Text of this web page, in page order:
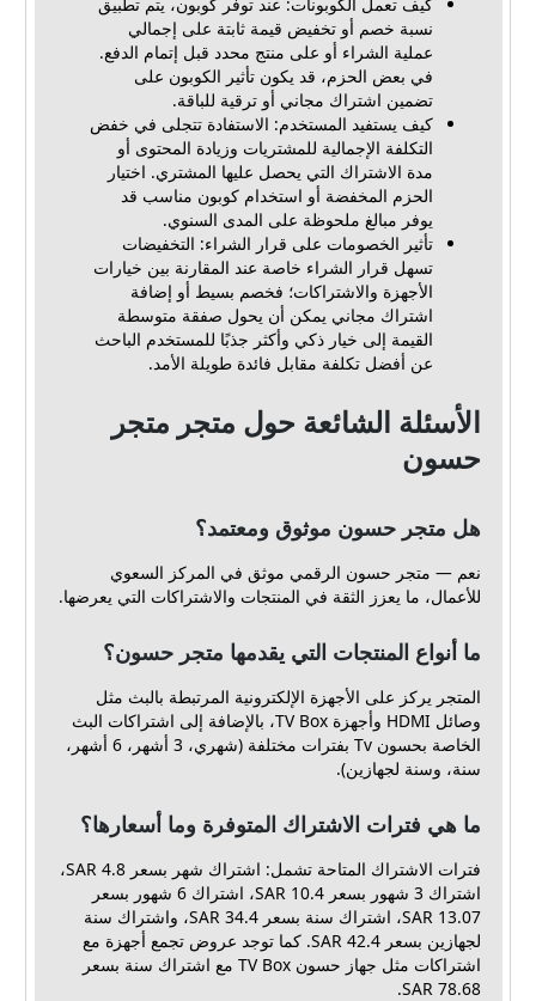
نسبة خصم أو تخفيض قيمة ثابتة على إجمالي
عملية الشراء أو على منتج محدد قبل إتمام الدفع.
في بعض الحزم، قد يكون تأثير الكوبون على
تضمين اشتراك مجاني أو ترقية للباقة.
كيف يستفيد المستخدم: الاستفادة تتجلى في خفض
التكلفة الإجمالية للمشتريات وزيادة المحتوى أو
مدة الاشتراك التي يحصل عليها المشتري. اختيار
الحزم المخفضة أو استخدام كوبون مناسب قد
يوفر مبالغ ملحوظة على المدى السنوي.
تأثير الخصومات على قرار الشراء: التخفيضات
تسهل قرار الشراء خاصة عند المقارنة بين خيارات
الأجهزة والاشتراكات؛ فخصم بسيط أو إضافة
اشتراك مجاني يمكن أن يحول صفقة متوسطة
القيمة إلى خيار ذكي وأكثر جذبًا للمستخدم الباحث
عن أفضل تكلفة مقابل فائدة طويلة الأمد.
الأسئلة الشائعة حول متجر متجر
حسون
هل متجر حسون موثوق ومعتمد؟
نعم — متجر حسون الرقمي موثق في المركز السعوي
للأعمال، ما يعزز الثقة في المنتجات والاشتراكات التي يعرضها.
ما أنواع المنتجات التي يقدمها متجر حسون؟
المتجر يركز على الأجهزة الإلكترونية المرتبطة بالبث مثل
وصائل HDMI وأجهزة TV Box، بالإضافة إلى اشتراكات البث
الخاصة بحسون Tv بفترات مختلفة (شهري، 3 أشهر، 6 أشهر،
سنة، وسنة لجهازين).
ما هي فترات الاشتراك المتوفرة وما أسعارها؟
فترات الاشتراك المتاحة تشمل: اشتراك شهر بسعر 4.8 SAR،
اشتراك 3 شهور بسعر 10.4 SAR، اشتراك 6 شهور بسعر
13.07 SAR، اشتراك سنة بسعر 34.4 SAR، واشتراك سنة
لجهازين بسعر 42.4 SAR. كما توجد عروض تجمع أجهزة مع
اشتراكات مثل جهاز حسون TV Box مع اشتراك سنة بسعر
78.68 SAR.